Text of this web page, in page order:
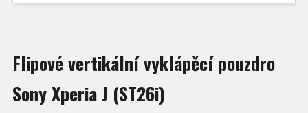
Flipové vertikální vyklápěcí pouzdro
Sony Xperia J (ST26i)